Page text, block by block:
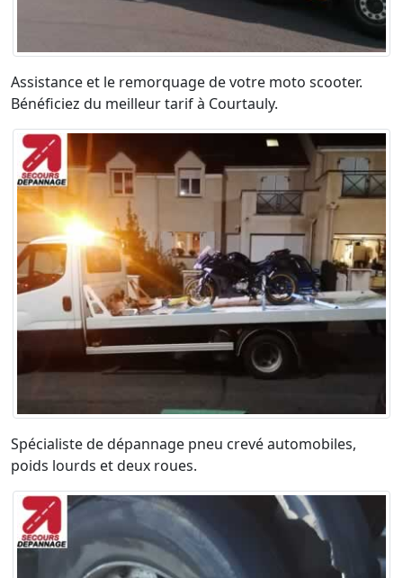
Assistance et le remorquage de votre moto scooter.
Bénéficiez du meilleur tarif à Courtauly.
Spécialiste de dépannage pneu crevé automobiles,
poids lourds et deux roues.